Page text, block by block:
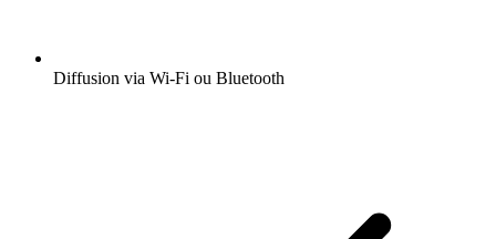
Diffusion via Wi-Fi ou Bluetooth